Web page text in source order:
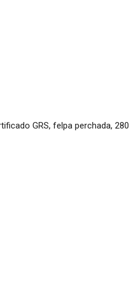
GRS, felpa perchada, 280